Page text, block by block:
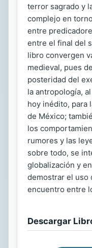
terror sagrado y
complejo en
entre
entre el final del
libro convergen
medieval, pues
posteridad del
la antropología,
hoy inédito, para
de México;
los
rumores y las
sobre todo, se
globalización y
demostrar el uso
encuentro entre
Descargar